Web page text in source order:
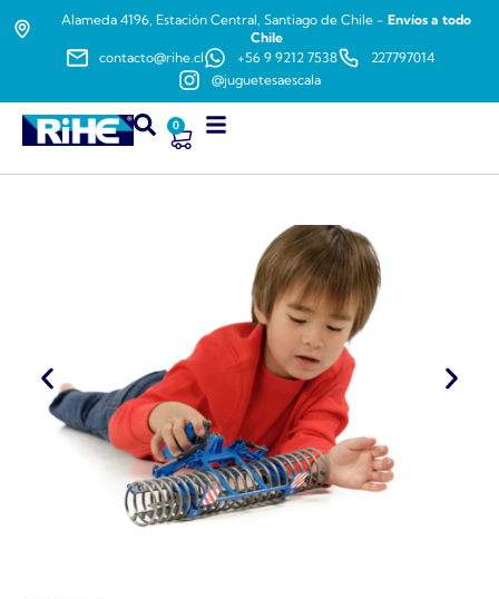
Alameda 4196, Estación Central, Santiago de Chile - Envíos a todo
Chile
contacto@rihe.cl
+56 9 9212 7538
227797014
@juguetesaescala
0